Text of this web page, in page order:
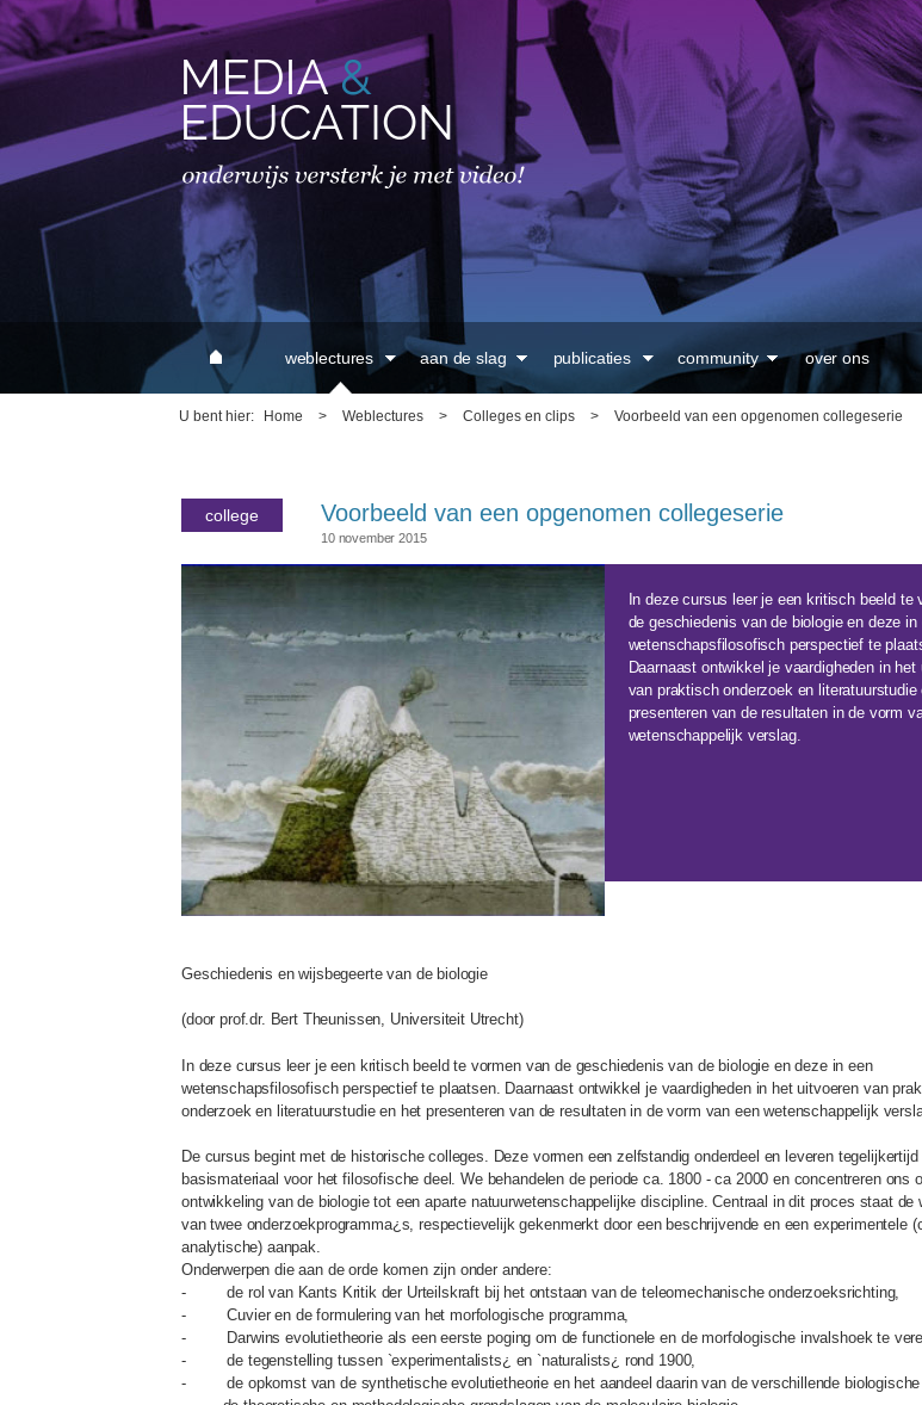
Overslaan en naar de
inhoud gaan
MAIN MENU
weblectures aan de slag publicaties community over ons
U bent hier Home > Weblectures > Colleges en clips > Voorbeeld van een opgenomen collegeserie
college Voorbeeld van een opgenomen collegeserie
10 november 2015
collegeserie.jpg
In deze cursus leer je een kritisch beeld te
de geschiedenis van de biologie en deze in
wetenschapsfilosofisch perspectief te
Daarnaast ontwikkel je vaardigheden in het
van praktisch onderzoek en literatuurstudie
presenteren van de resultaten in de vorm
wetenschappelijk verslag.
Geschiedenis en wijsbegeerte van de biologie
(door prof.dr. Bert Theunissen, Universiteit Utrecht)
In deze cursus leer je een kritisch beeld te vormen van de geschiedenis van de biologie en deze in een
wetenschapsfilosofisch perspectief te plaatsen. Daarnaast ontwikkel je vaardigheden in het uitvoeren van
onderzoek en literatuurstudie en het presenteren van de resultaten in de vorm van een wetenschappelijk
De cursus begint met de historische colleges. Deze vormen een zelfstandig onderdeel en leveren tegelijkertijd
basismateriaal voor het filosofische deel. We behandelen de periode ca. 1800 - ca 2000 en concentreren ons
ontwikkeling van de biologie tot een aparte natuurwetenschappelijke discipline. Centraal in dit proces staat de
van twee onderzoekprogramma¿s, respectievelijk gekenmerkt door een beschrijvende en een experimentele
analytische) aanpak.
Onderwerpen die aan de orde komen zijn onder andere:
- de rol van Kants Kritik der Urteilskraft bij het ontstaan van de teleomechanische onderzoeksrichting,
- Cuvier en de formulering van het morfologische programma,
- Darwins evolutietheorie als een eerste poging om de functionele en de morfologische invalshoek te
- de tegenstelling tussen `experimentalists¿ en `naturalists¿ rond 1900,
- de opkomst van de synthetische evolutietheorie en het aandeel daarin van de verschillende biologische